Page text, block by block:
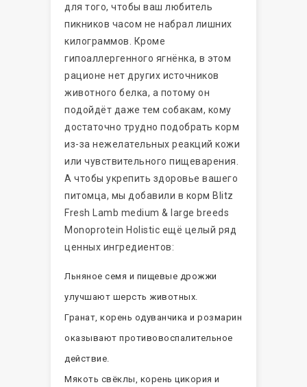
для того, чтобы ваш любитель
пикников часом не набрал лишних
килограммов. Кроме
гипоаллергенного ягнёнка, в этом
рационе нет других источников
животного белка, а потому он
подойдёт даже тем собакам, кому
достаточно трудно подобрать корм
из-за нежелательных реакций кожи
или чувствительного пищеварения.
А чтобы укрепить здоровье вашего
питомца, мы добавили в корм Blitz
Fresh Lamb medium & large breeds
Monoprotein Holistic ещё целый ряд
ценных ингредиентов:
Льняное семя и пищевые дрожжи
улучшают шерсть животных.
Гранат, корень одуванчика и розмарин
оказывают противовоспалительное
действие.
Мякоть свёклы, корень цикория и